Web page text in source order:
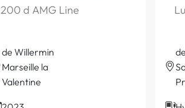
200 d AMG Line
de Willermin
Marseille la
Valentine